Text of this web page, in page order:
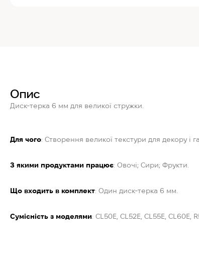
Опис
Диск-терка 6 мм для великої стружки.
Для чого: Створення великої текстури для декору і
З якими продуктами працює: Овочі; Сири; Фрукти.
Що входить в комплект: Один диск-терка 6 мм.
Сумісність з моделями: CL50E, CL52E, CL55E, CL60E,